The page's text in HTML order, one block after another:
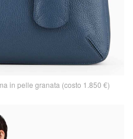
in pelle granata (costo 1.850 €)